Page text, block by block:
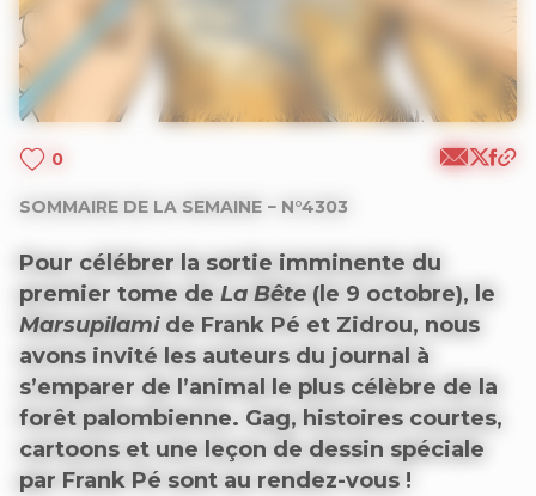
0
SOMMAIRE DE LA SEMAINE − N°4303
Pour célébrer la sortie imminente du
premier tome de La Bête (le 9 octobre), le
Marsupilamide Frank Pé et Zidrou, nous
avons invité les auteurs du journal à
s’emparer de l’animal le plus célèbre de la
forêt palombienne. Gag, histoires courtes,
cartoons et une leçon de dessin spéciale
par Frank Pé sont au rendez-vous !